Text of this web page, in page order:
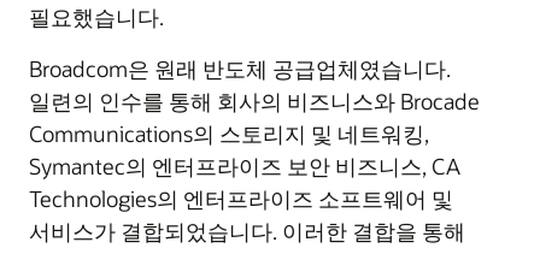
필요했습니다.
Broadcom은 원래 반도체 공급업체였습니다.
일련의 인수를 통해 회사의 비즈니스와 Brocade
Communications의 스토리지 및 네트워킹,
Symantec의 엔터프라이즈 보안 비즈니스, CA
Technologies의 엔터프라이즈 소프트웨어 및
서비스가 결합되었습니다. 이러한 결합을 통해